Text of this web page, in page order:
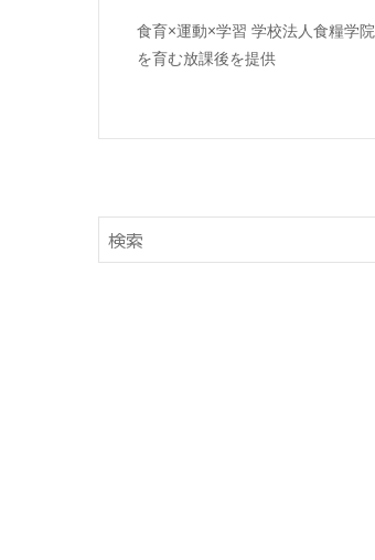
食育×運動×学習 学校法人食糧学
を育む放課後を提供